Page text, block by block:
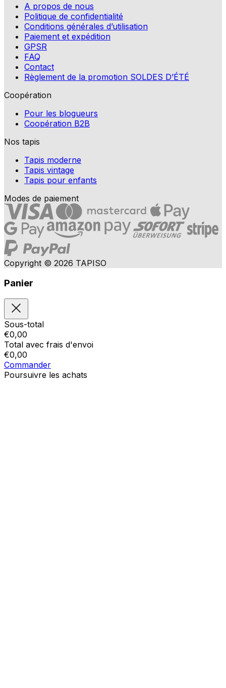
A propos de nous
Politique de confidentialité
Conditions générales d’utilisation
Paiement et expédition
GPSR
FAQ
Contact
Règlement de la promotion SOLDES D’ÉTÉ
Coopération
Pour les blogueurs
Coopération B2B
Nos tapis
Tapis moderne
Tapis vintage
Tapis pour enfants
Modes de paiement
Copyright © 2026 TAPISO
Panier
Sous-total
€0,00
Total avec frais d'envoi
€0,00
Commander
Poursuivre les achats